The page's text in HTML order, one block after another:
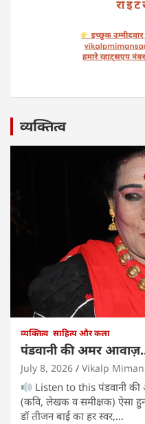
व्यक्तित्व
व्यक्तित्व साहित्य और कला
पंडवानी की अमर
July 8, 2026 Vikalp
Listen to this पंडवानी
(कवि, लेखक व समीक्षक) ऐसा
डॉ तीजन बाई का हर स्वर,…